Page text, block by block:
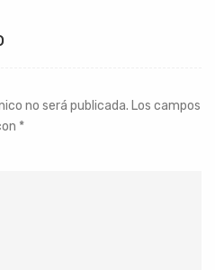
no será publicada. Los campos
*